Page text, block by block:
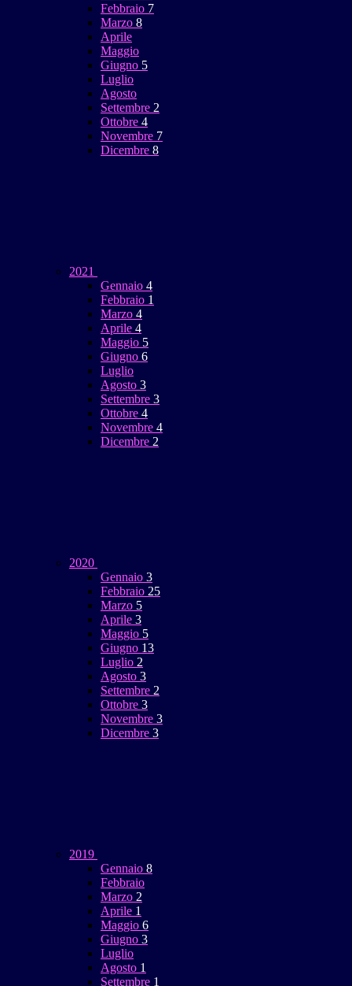
Febbraio 7
Marzo 8
Aprile
Maggio
Giugno 5
Luglio
Agosto
Settembre 2
Ottobre 4
Novembre 7
Dicembre 8
2021
Gennaio 4
Febbraio 1
Marzo 4
Aprile 4
Maggio 5
Giugno 6
Luglio
Agosto 3
Settembre 3
Ottobre 4
Novembre 4
Dicembre 2
2020
Gennaio 3
Febbraio 25
Marzo 5
Aprile 3
Maggio 5
Giugno 13
Luglio 2
Agosto 3
Settembre 2
Ottobre 3
Novembre 3
Dicembre 3
2019
Gennaio 8
Febbraio
Marzo 2
Aprile 1
Maggio 6
Giugno 3
Luglio
Agosto 1
Settembre 1